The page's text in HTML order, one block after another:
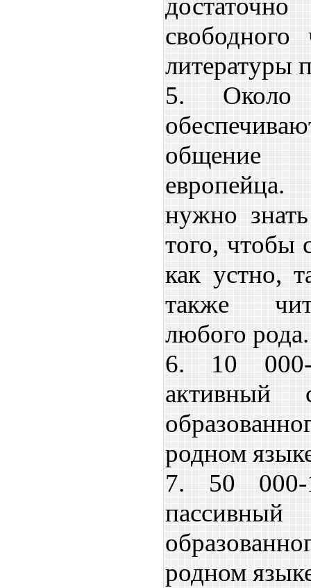
литературы
5.
общение
нужно
того, чтобы
как устно,
также
любого рода.
6. 10
активный
родном
7. 50
пассивный
родном